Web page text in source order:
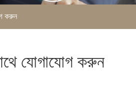
করুন
যোগাযোগ করুন